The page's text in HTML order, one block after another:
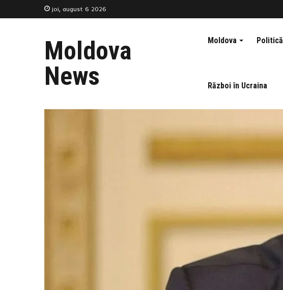
joi, august 6 2026
Moldova
News
Moldova Politică
Război în Ucraina